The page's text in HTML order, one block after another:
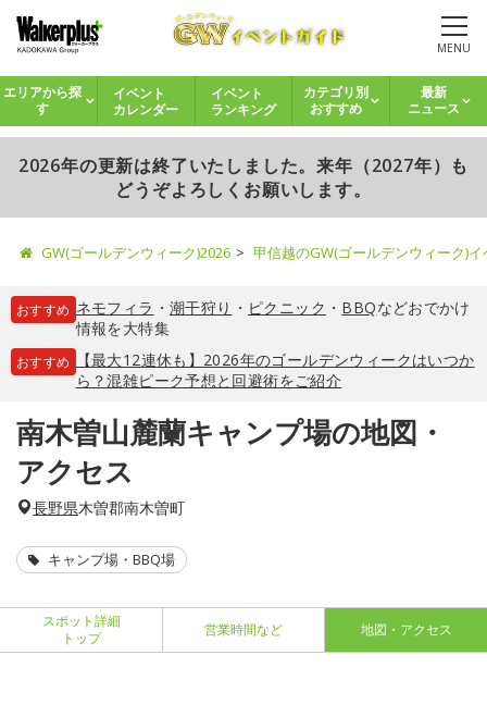
MENU
エリアから探
す
イベント
カレンダー
イベント
ランキング
カテゴリ別
おすすめ
最新
ニュース
2026年の更新は終了いたしました。来年（2027年）も
どうぞよろしくお願いします。
GW(ゴールデンウィーク)2026 甲信越のGW(ゴールデンウィーク)
おすすめ ネモフィラ ・ 潮干狩り ・ ピクニック ・ BBQなどおでかけ
情報を大特集
おすすめ
【最大12連休も】2026年のゴールデンウィークはいつか
ら？混雑ピーク予想と回避術をご紹介
南木曽山麓蘭キャンプ場の地図・
アクセス
長野県木曽郡南木曽町
キャンプ場・BBQ場
スポット詳細
トップ
営業時間など 地図・アクセス